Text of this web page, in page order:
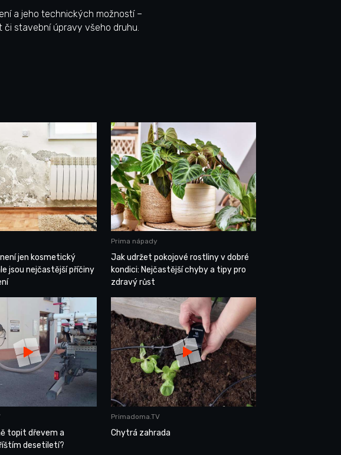
a jeho technických možností –
stavební úpravy všeho druhu.
jen kosmetický
jsou nejčastější příčiny
Prima nápady
Jak udržet pokojové rostliny v dobré
kondici: Nejčastější chyby a tipy pro
zdravý růst
topit dřevem a
desetiletí?
Primadoma.TV
Chytrá zahrada